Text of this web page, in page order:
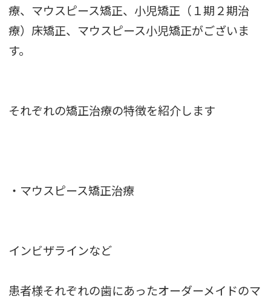
療、マウスピース矯正、小児矯正（１期２期治
療）床矯正、マウスピース小児矯正がございま
す。
それぞれの矯正治療の特徴を紹介します
・マウスピース矯正治療
インビザラインなど
患者様それぞれの歯にあったオーダーメイドのマ